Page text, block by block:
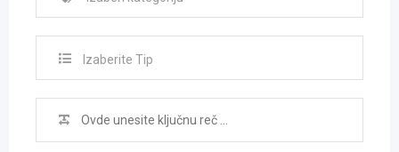
Izaberite Tip